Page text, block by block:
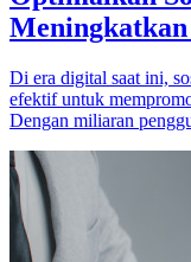
Di era digital saat ini,
efektif untuk
Dengan miliaran